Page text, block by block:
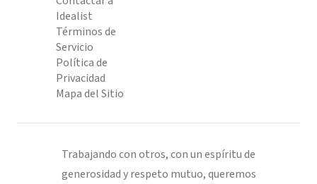
Idealist
Términos de
Servicio
Política de
Privacidad
Mapa del Sitio
Trabajando con otros, con un espíritu de
generosidad y respeto mutuo, queremos